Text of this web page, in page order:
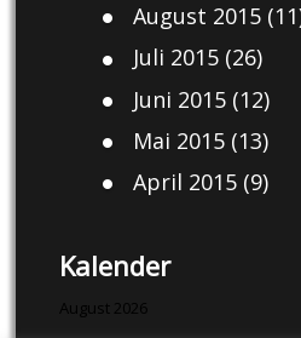
August 2015
Juli 2015(26)
Juni 2015(12)
Mai 2015(13)
April 2015(9)
Kalender
August 2026